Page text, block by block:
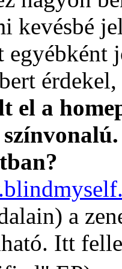
kevésbé
el a
a
Itt